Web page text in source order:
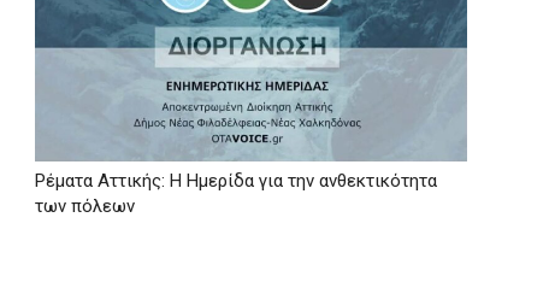
Ρέματα Αττικής: Η Ημερίδα για την ανθεκτικότητα
των πόλεων